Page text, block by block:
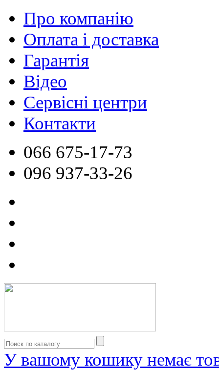
Про компанію
Оплата і доставка
Гарантія
Відео
Сервісні центри
Контакти
066 675-17-73
096 937-33-26
У вашому кошику немає